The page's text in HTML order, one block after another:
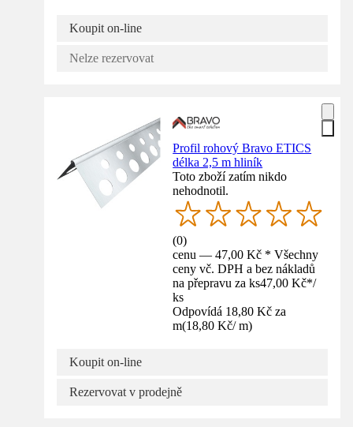
Koupit on-line
Nelze rezervovat
Profil rohový Bravo ETICS
délka 2,5 m hliník
Toto zboží zatím nikdo
nehodnotil.
(0)
cenu — 47,00 Kč * Všechny
ceny vč. DPH a bez nákladů
na přepravu za ks47,00 Kč*/
ks
Odpovídá 18,80 Kč za
m(18,80 Kč/ m)
Koupit on-line
Rezervovat v prodejně